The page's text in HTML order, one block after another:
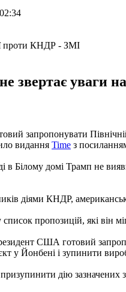
звертає уваги
запропонувати
видання Time з
в Білому домі Трамп не
діями КНДР,
пропозицій, які він
США готовий
у Йонбені і зупинити
дію